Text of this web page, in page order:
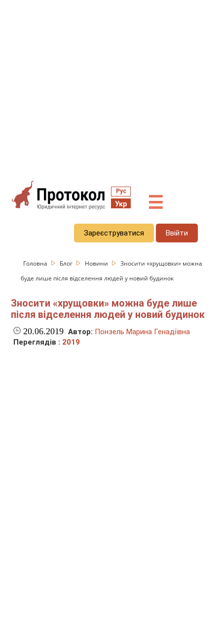
Рус
Укр ☰
Зареєструватися Ввійти
Головна Блог Новини
Зносити «хрущовки» можна
буде лише після відселення людей у новий будинок
Зносити «хрущовки» можна буде лише
після відселення людей у новий будинок
20.06.2019 Автор: Понзель Марина Генадіївна
Переглядів : 2019